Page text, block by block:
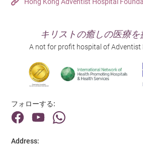
キリストの癒しの医療
A not for profit hospital of Adventist
フォローする:
Address: